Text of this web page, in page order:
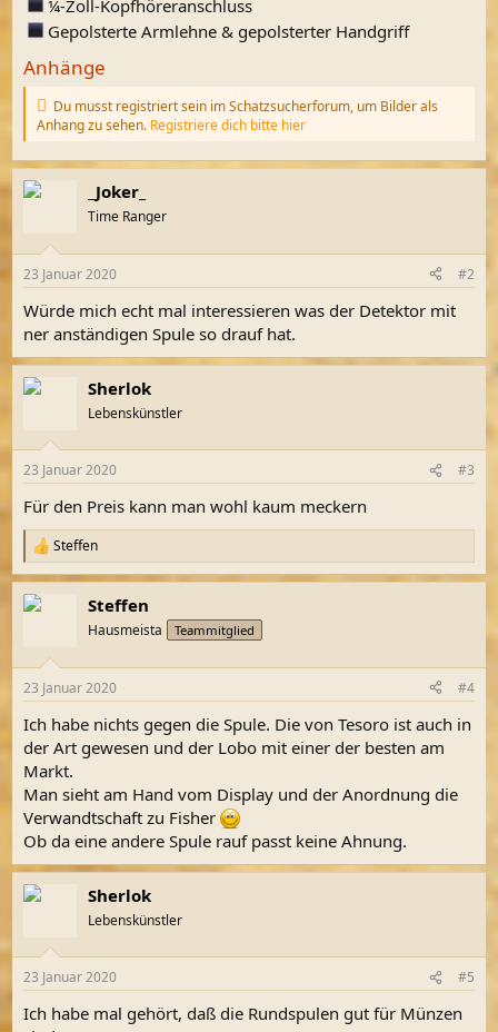
¼-Zoll-Kopfhöreranschluss
Gepolsterte Armlehne & gepolsterter Handgriff
Anhänge
Du musst registriert sein im Schatzsucherforum, um Bilder als
Anhang zu sehen. Registriere dich bitte hier
_Joker_
Time Ranger
23 Januar 2020 #2
Würde mich echt mal interessieren was der Detektor mit
ner anständigen Spule so drauf hat.
Sherlok
Lebenskünstler
23 Januar 2020 #3
Für den Preis kann man wohl kaum meckern
R
e
a
k
e
:
Steffen
Steffen
Hausmeista Teammitglied
23 Januar 2020 #4
Ich habe nichts gegen die Spule. Die von Tesoro ist auch in
der Art gewesen und der Lobo mit einer der besten am
Markt.
Man sieht am Hand vom Display und der Anordnung die
Verwandtschaft zu Fisher
Ob da eine andere Spule rauf passt keine Ahnung.
Sherlok
Lebenskünstler
23 Januar 2020 #5
Ich habe mal gehört, daß die Rundspulen gut für Münzen